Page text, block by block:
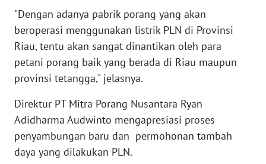
"Dengan adanya pabrik porang yang akan
beroperasi menggunakan listrik PLN di Provinsi
Riau, tentu akan sangat dinantikan oleh para
petani porang baik yang berada di Riau maupun
provinsi tetangga," jelasnya.
Direktur PT Mitra Porang Nusantara Ryan
Adidharma Audwinto mengapresiasi proses
penyambungan baru dan permohonan tambah
daya yang dilakukan PLN.
WN
RIAU
WN
WN